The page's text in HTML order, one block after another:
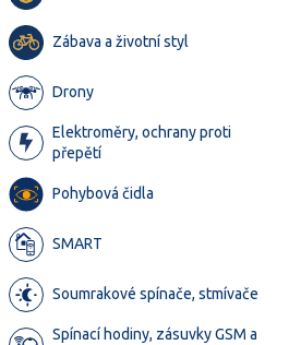
Zábava a životní styl
Drony
Elektroměry, ochrany proti
přepětí
Pohybová čidla
SMART
Soumrakové spínače, stmívače
Spínací hodiny, zásuvky GSM a